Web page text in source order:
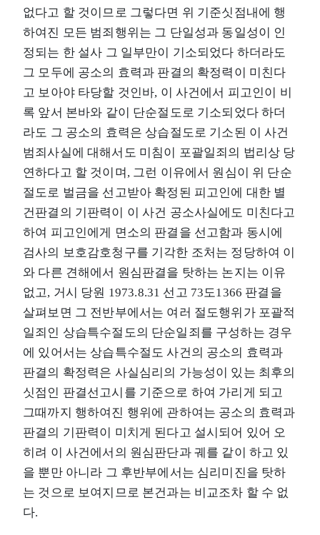
없다고 할 것이므로 그렇다면 위 기준싯점내에 행
하여진 모든 범죄행위는 그 단일성과 동일성이 인
정되는 한 설사 그 일부만이 기소되었다 하더라도
그 모두에 공소의 효력과 판결의 확정력이 미친다
고 보아야 타당할 것인바, 이 사건에서 피고인이 비
록 앞서 본바와 같이 단순절도로 기소되었다 하더
라도 그 공소의 효력은 상습절도로 기소된 이 사건
범죄사실에 대해서도 미침이 포괄일죄의 법리상 당
연하다고 할 것이며, 그런 이유에서 원심이 위 단순
절도로 벌금을 선고받아 확정된 피고인에 대한 별
건판결의 기판력이 이 사건 공소사실에도 미친다고
하여 피고인에게 면소의 판결을 선고함과 동시에
검사의 보호감호청구를 기각한 조처는 정당하여 이
와 다른 견해에서 원심판결을 탓하는 논지는 이유
없고, 거시 당원 1973.8.31 선고 73도1366 판결을
살펴보면 그 전반부에서는 여러 절도행위가 포괄적
일죄인 상습특수절도의 단순일죄를 구성하는 경우
에 있어서는 상습특수절도 사건의 공소의 효력과
판결의 확정력은 사실심리의 가능성이 있는 최후의
싯점인 판결선고시를 기준으로 하여 가리게 되고
그때까지 행하여진 행위에 관하여는 공소의 효력과
판결의 기판력이 미치게 된다고 설시되어 있어 오
히려 이 사건에서의 원심판단과 궤를 같이 하고 있
을 뿐만 아니라 그 후반부에서는 심리미진을 탓하
는 것으로 보여지므로 본건과는 비교조차 할 수 없
다.